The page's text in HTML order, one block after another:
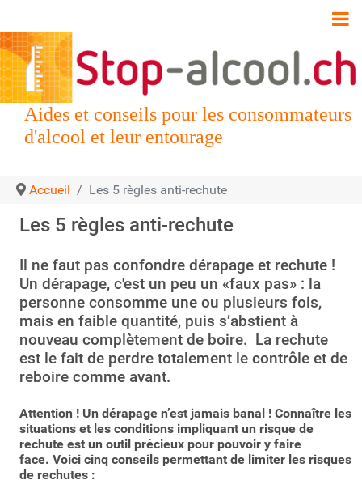
Aides et conseils pour les consommateurs
d'alcool et leur entourage
Accueil Les 5 règles anti-rechute
Les 5 règles anti-rechute
Il ne faut pas confondre dérapage et rechute !
Un dérapage, c'est un peu un «faux pas» : la
personne consomme une ou plusieurs fois,
mais en faible quantité, puis s’abstient à
nouveau complètement de boire. La rechute
est le fait de perdre totalement le contrôle et de
reboire comme avant.
Attention ! Un dérapage n’est jamais banal ! Connaître les
situations et les conditions impliquant un risque de
rechute est un outil précieux pour pouvoir y faire
face. Voici cinq conseils permettant de limiter les risques
de rechutes :